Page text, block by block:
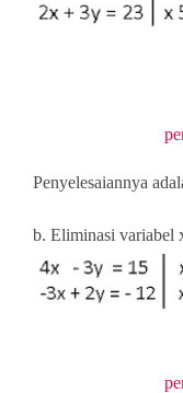
Penyelesaiannya
b. Eliminasi variabel